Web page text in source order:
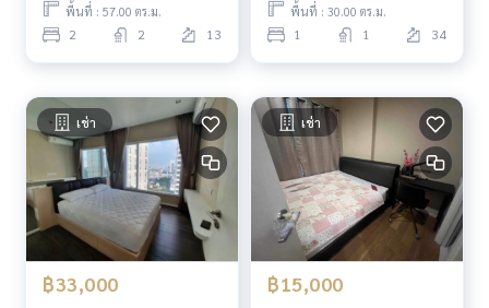
พื้นที่ : 57.00 ตร.ม.
2 2 13
พื้นที่ : 30.00 ตร.ม.
1 1 34
เช่า
฿33,000
เช่า
฿15,000